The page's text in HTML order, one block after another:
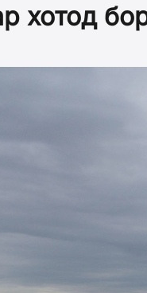
хотод